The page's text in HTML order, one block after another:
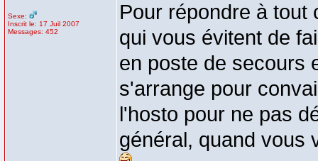
Sexe:
Inscrit le: 17 Juil 2007
Messages: 452
Pour répondre à tout
qui vous évitent de
en poste de secours
s'arrange pour
l'hosto pour ne pas
général, quand vous